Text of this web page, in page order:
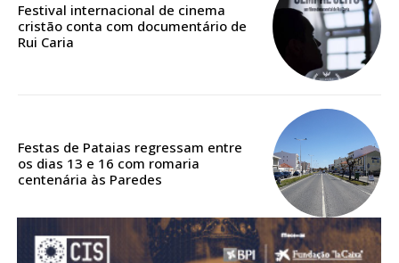
Escolha o plano
DIGITAL ANUAL
16
12 meses
Festival internacional de cinema
cristão conta com documentário de
Rui Caria
Festas de Pataias regressam entre
os dias 13 e 16 com romaria
centenária às Paredes